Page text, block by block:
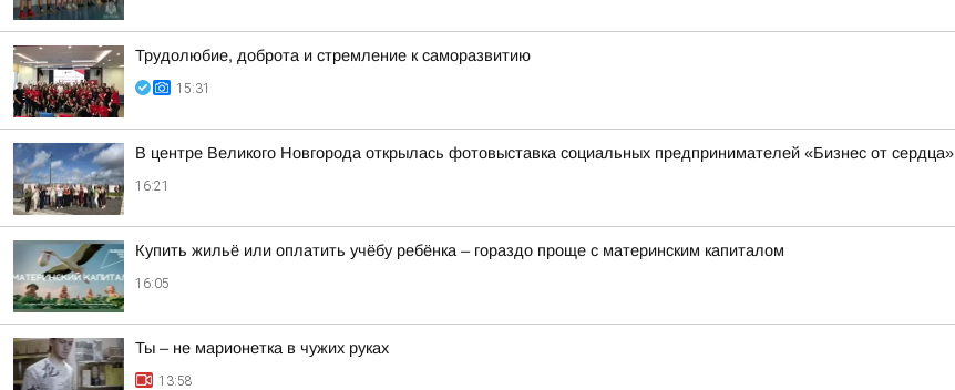
Трудолюбие, доброта и стремление к саморазвитию
15:31
В центре Великого Новгорода открылась фотовыставка социальных предпринимателей «Бизнес от сердца»
16:21
Купить жильё или оплатить учёбу ребёнка – гораздо проще с материнским капиталом
16:05
Ты – не марионетка в чужих руках
13:58